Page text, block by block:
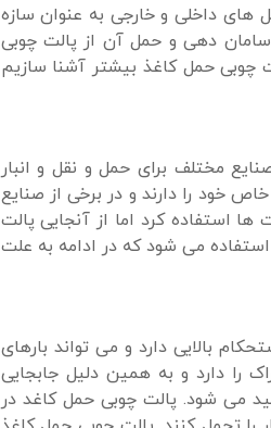
های داخلی و خارجی به عنوان سازه
سامان دهی و حمل آن از پالت چوبی
چوبی حمل کاغذ بیشتر آشنا سازیم
مختلف برای حمل و نقل و انبار
خود را دارند و در برخی از صنایع
استفاده کرد اما از آنجایی پالت
می شود که در ادامه به علت
بالایی دارد و می تواند بارهای
را دارد و به همین دلیل جابجایی
می شود. پالت چوبی حمل کاغد در